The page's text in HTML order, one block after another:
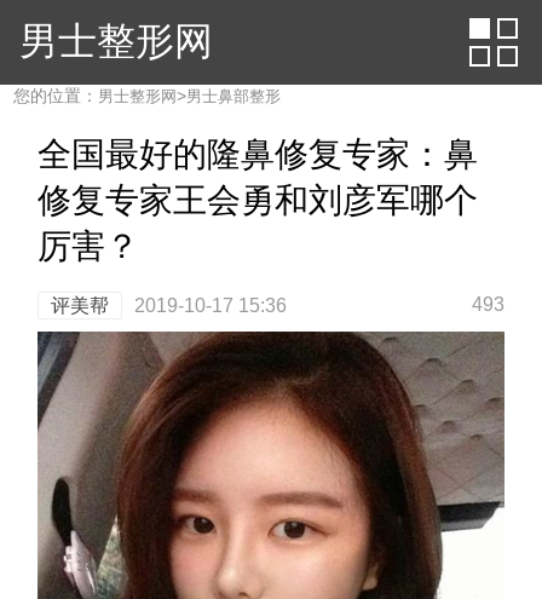
男士整形网
您的位置： 男士整形网>男士鼻部整形
全国最好的隆鼻修复专家：鼻
修复专家王会勇和刘彦军哪个
厉害？
评美帮 2019-10-17 15:36 493